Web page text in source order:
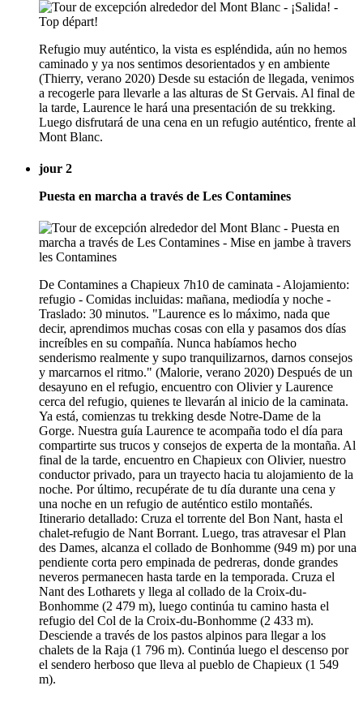
Refugio muy auténtico, la vista es espléndida, aún no hemos
caminado y ya nos sentimos desorientados y en ambiente
(Thierry, verano 2020) Desde su estación de llegada, venimos
a recogerle para llevarle a las alturas de St Gervais. Al final de
la tarde, Laurence le hará una presentación de su trekking.
Luego disfrutará de una cena en un refugio auténtico, frente al
Mont Blanc.
jour 2
Puesta en marcha a través de Les Contamines
De Contamines a Chapieux 7h10 de caminata - Alojamiento:
refugio - Comidas incluidas: mañana, mediodía y noche -
Traslado: 30 minutos. "Laurence es lo máximo, nada que
decir, aprendimos muchas cosas con ella y pasamos dos días
increíbles en su compañía. Nunca habíamos hecho
senderismo realmente y supo tranquilizarnos, darnos consejos
y marcarnos el ritmo." (Malorie, verano 2020) Después de un
desayuno en el refugio, encuentro con Olivier y Laurence
cerca del refugio, quienes te llevarán al inicio de la caminata.
Ya está, comienzas tu trekking desde Notre-Dame de la
Gorge. Nuestra guía Laurence te acompaña todo el día para
compartirte sus trucos y consejos de experta de la montaña. Al
final de la tarde, encuentro en Chapieux con Olivier, nuestro
conductor privado, para un trayecto hacia tu alojamiento de la
noche. Por último, recupérate de tu día durante una cena y
una noche en un refugio de auténtico estilo montañés.
Itinerario detallado: Cruza el torrente del Bon Nant, hasta el
chalet-refugio de Nant Borrant. Luego, tras atravesar el Plan
des Dames, alcanza el collado de Bonhomme (949 m) por una
pendiente corta pero empinada de pedreras, donde grandes
neveros permanecen hasta tarde en la temporada. Cruza el
Nant des Lotharets y llega al collado de la Croix-du-
Bonhomme (2 479 m), luego continúa tu camino hasta el
refugio del Col de la Croix-du-Bonhomme (2 433 m).
Desciende a través de los pastos alpinos para llegar a los
chalets de la Raja (1 796 m). Continúa luego el descenso por
el sendero herboso que lleva al pueblo de Chapieux (1 549
m).